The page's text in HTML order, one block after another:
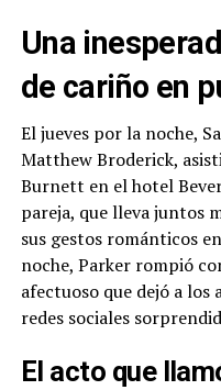
Una
de cariño en
El jueves por la noche,
Matthew Broderick,
Burnett en el hotel
pareja, que lleva juntos
sus gestos románticos
noche, Parker rompió
afectuoso que dejó a los
redes sociales
El acto que